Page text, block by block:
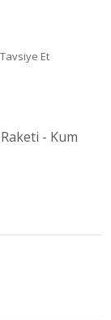
Tavsiye Et
- Kum